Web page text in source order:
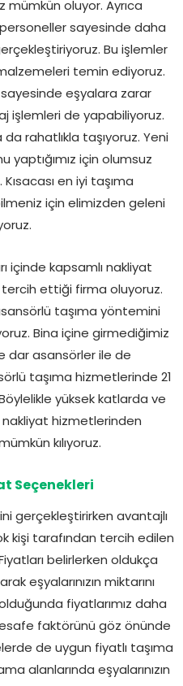
mümkün oluyor. Ayrıca
sayesinde daha
Bu işlemler
temin ediyoruz.
eşyalara zarar
işlemleri de yapabiliyoruz.
rahatlıkla taşıyoruz. Yeni
yaptığımız için olumsuz
en iyi taşıma
için elimizden geleni
içinde kapsamlı nakliyat
ettiği firma oluyoruz.
taşıma yöntemini
Bina içine girmediğimiz
dar asansörler ile de
taşıma hizmetlerinde 21
yüksek katlarda ve
hizmetlerinden
kılıyoruz.
Seçenekleri
gerçekleştirirken avantajlı
kişi tarafından tercih edilen
belirlerken oldukça
eşyalarınızın miktarını
fiyatlarımız daha
faktörünü göz önünde
de uygun fiyatlı taşıma
alanlarında eşyalarınızın